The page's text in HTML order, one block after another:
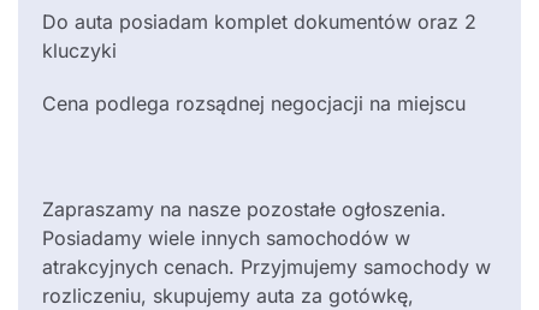
Do auta posiadam komplet dokumentów oraz 2
kluczyki
Cena podlega rozsądnej negocjacji na miejscu
Zapraszamy na nasze pozostałe ogłoszenia.
Posiadamy wiele innych samochodów w
atrakcyjnych cenach. Przyjmujemy samochody w
rozliczeniu, skupujemy auta za gotówkę,